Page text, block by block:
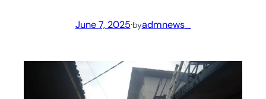
June 7, 2025·byadmnews_